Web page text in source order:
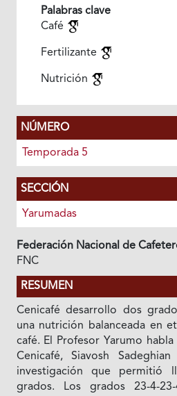
Palabras clave
Café
Fertilizante
Nutrición
NÚMERO
Temporada 5
SECCIÓN
Yarumadas
Federación Nacional de
FNC
RESUMEN
Cenicafé desarrollo dos
una nutrición balanceada en
café. El Profesor Yarumo
Cenicafé, Siavosh
investigación que permitió
grados. Los grados 23-4-